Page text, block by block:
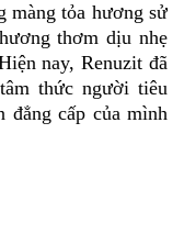
màng tỏa hương sử
thơm dịu nhẹ
nay, Renuzit đã
thức người tiêu
đẳng cấp của mình